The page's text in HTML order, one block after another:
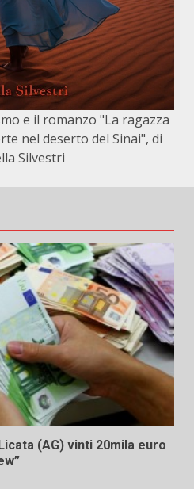
e il romanzo "La ragazza
nel deserto del Sinai", di
Silvestri
(AG) vinti 20mila euro